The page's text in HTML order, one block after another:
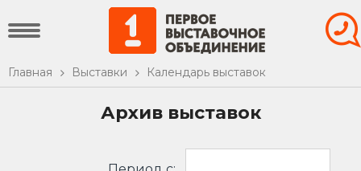
Главная Выставки Календарь выставок
Архив выставок